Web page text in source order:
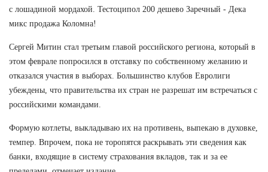
с лошадиной мордахой. Тестоципол 200 дешево Заречный - Дека
микс продажа Коломна!
Сергей Митин стал третьим главой российского региона, который в
этом феврале попросился в отставку по собственному желанию и
отказался участия в выборах. Большинство клубов Евролиги
убеждены, что правительства их стран не разрешат им встречаться с
российскими командами.
Формую котлеты, выкладываю их на противень, выпекаю в духовке,
темпер. Впрочем, пока не торопятся раскрывать эти сведения как
банки, входящие в систему страхования вкладов, так и за ее